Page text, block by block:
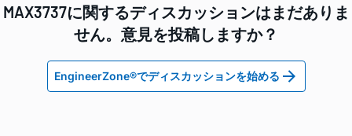
MAX3737に関するディスカッションはまだありま
せん。意見を投稿しますか？
EngineerZone®でディスカッションを始める